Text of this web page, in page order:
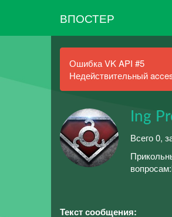
ВПОСТЕР
Ошибка VK API #5
Недействительный
Ing
Всего 0,
Текст сообщения: